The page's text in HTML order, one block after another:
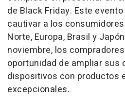
de Black Friday. Este
cautivar a los
Norte, Europa, Brasil y
noviembre, los
oportunidad de ampliar sus
dispositivos con productos
excepcionales.